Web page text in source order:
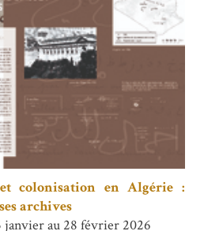
colonisation en Algérie :
archives
au 28 février 2026